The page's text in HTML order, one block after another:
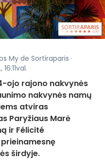
My de Sortiraparis ·
ojo rajono nakvynės
nakvynės namų
atviras
Paryžiaus Marė
ir Félicité
širdyje.